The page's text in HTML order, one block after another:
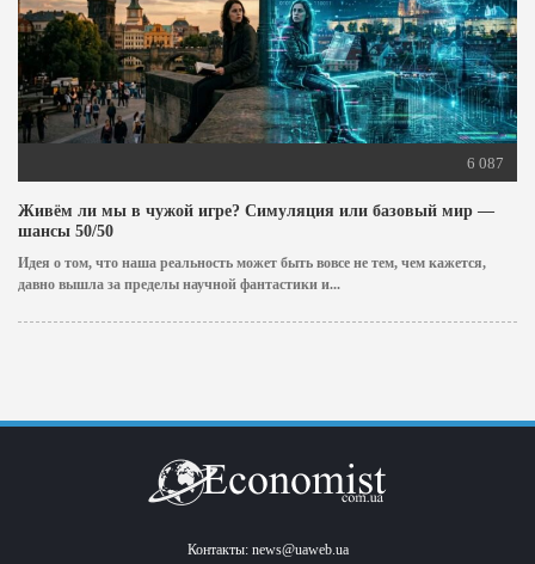
6 087
Живём ли мы в чужой игре? Симуляция или базовый мир —
шансы 50/50
Идея о том, что наша реальность может быть вовсе не тем, чем кажется,
давно вышла за пределы научной фантастики и...
Контакты: news@uaweb.ua